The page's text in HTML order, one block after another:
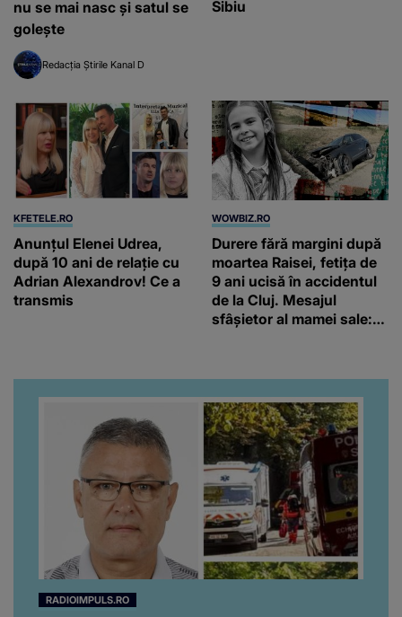
nu se mai nasc și satul se
golește
Redacția Știrile Kanal D
Sibiu
KFETELE.RO
Anunțul Elenei Udrea,
după 10 ani de relație cu
Adrian Alexandrov! Ce a
transmis
WOWBIZ.RO
Durere fără margini după
moartea Raisei, fetița de
9 ani ucisă în accidentul
de la Cluj. Mesajul
sfâșietor al mamei sale:
RADIOIMPULS.RO